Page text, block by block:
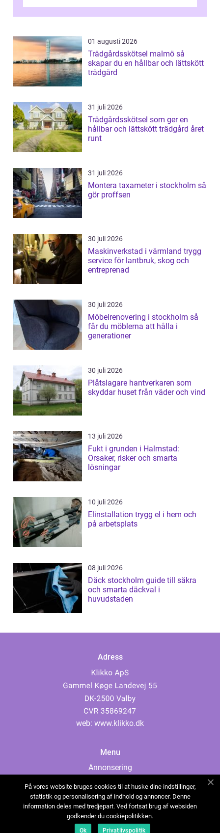
01 augusti 2026
Trädgårdsskötsel malmö så
skapar du en hållbar och lättskött
trädgård
31 juli 2026
Trädgårdsskötsel som ger en
hållbar och lättskött trädgård året
runt
31 juli 2026
Montera taxameter i stockholm så
gör proffsen
30 juli 2026
Maskinverkstad i värmland trygg
service för lantbruk, skog och
entreprenad
30 juli 2026
Möbelrenovering i stockholm så
får du möblerna att hålla i
generationer
30 juli 2026
Plåtslagare hantverkaren som
skyddar huset från väder och vind
13 juli 2026
Fukt i grunden i Halmstad:
Orsaker, risker och smarta
lösningar
10 juli 2026
Elinstallation trygg el i hem och
på arbetsplats
08 juli 2026
Däck stockholm guide till säkra
och smarta däckval i
huvudstaden
Adress
web: www.klikko.dk
Menu
Annonsering
Cookies
Kontakta oss
Sitemap
På vores website bruges cookies til at huske dine indstillinger,
statistik og personalisering af indhold og annoncer. Denne
information deles med tredjepart. Ved fortsat brug af websiden
godkender du cookiepolitikken.
Ok Privatlivspolitik